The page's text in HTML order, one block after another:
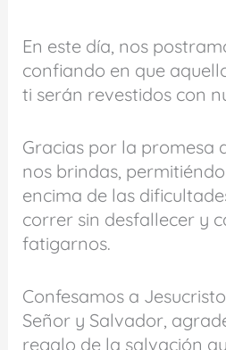
En este día, nos
confiando en que
ti serán revestidos con
Gracias por la promesa
nos brindas,
encima de las
correr sin desfallecer y
fatigarnos.
Confesamos a
Señor y Salvador,
regalo de la salvación